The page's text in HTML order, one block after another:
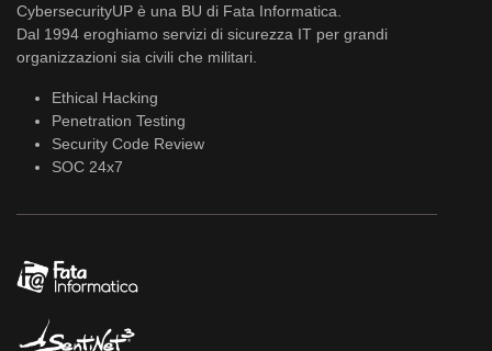
CybersecurityUP è una BU di Fata Informatica.
Dal 1994 eroghiamo servizi di sicurezza IT per grandi
organizzazioni sia civili che militari.
Ethical Hacking
Penetration Testing
Security Code Review
SOC 24x7